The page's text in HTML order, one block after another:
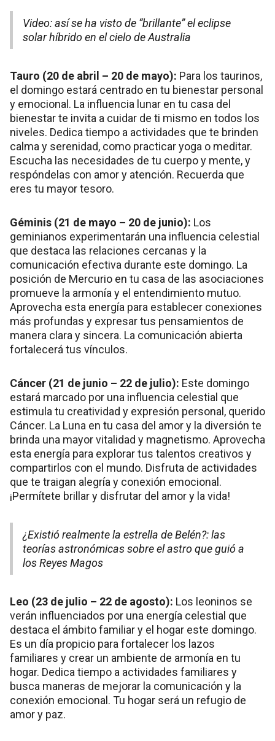
Video: así se ha visto de “brillante” el eclipse
solar híbrido en el cielo de Australia
Tauro (20 de abril – 20 de mayo): Para los taurinos,
el domingo estará centrado en tu bienestar personal
y emocional. La influencia lunar en tu casa del
bienestar te invita a cuidar de ti mismo en todos los
niveles. Dedica tiempo a actividades que te brinden
calma y serenidad, como practicar yoga o meditar.
Escucha las necesidades de tu cuerpo y mente, y
respóndelas con amor y atención. Recuerda que
eres tu mayor tesoro.
Géminis (21 de mayo – 20 de junio): Los
geminianos experimentarán una influencia celestial
que destaca las relaciones cercanas y la
comunicación efectiva durante este domingo. La
posición de Mercurio en tu casa de las asociaciones
promueve la armonía y el entendimiento mutuo.
Aprovecha esta energía para establecer conexiones
más profundas y expresar tus pensamientos de
manera clara y sincera. La comunicación abierta
fortalecerá tus vínculos.
Cáncer (21 de junio – 22 de julio): Este domingo
estará marcado por una influencia celestial que
estimula tu creatividad y expresión personal, querido
Cáncer. La Luna en tu casa del amor y la diversión te
brinda una mayor vitalidad y magnetismo. Aprovecha
esta energía para explorar tus talentos creativos y
compartirlos con el mundo. Disfruta de actividades
que te traigan alegría y conexión emocional.
¡Permítete brillar y disfrutar del amor y la vida!
¿Existió realmente la estrella de Belén?: las
teorías astronómicas sobre el astro que guió a
los Reyes Magos
Leo (23 de julio – 22 de agosto): Los leoninos se
verán influenciados por una energía celestial que
destaca el ámbito familiar y el hogar este domingo.
Es un día propicio para fortalecer los lazos
familiares y crear un ambiente de armonía en tu
hogar. Dedica tiempo a actividades familiares y
busca maneras de mejorar la comunicación y la
conexión emocional. Tu hogar será un refugio de
amor y paz.